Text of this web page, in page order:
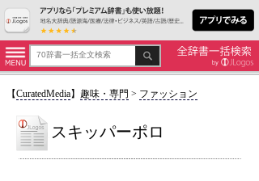
【CuratedMedia】 趣味・専門 > ファッション
スキッパーポロ